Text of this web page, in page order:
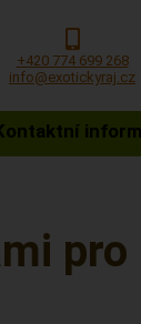
+420 774 699 268
info@exotickyraj.cz
pro